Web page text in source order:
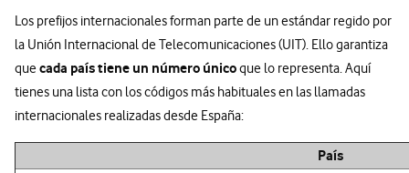
Los prefijos internacionales forman parte de un estándar regido por
la Unión Internacional de Telecomunicaciones (UIT). Ello garantiza
quecada país tiene un número únicoque lo representa. Aquí
tienes una lista con los códigos más habituales en las llamadas
internacionales realizadas desde España:
País